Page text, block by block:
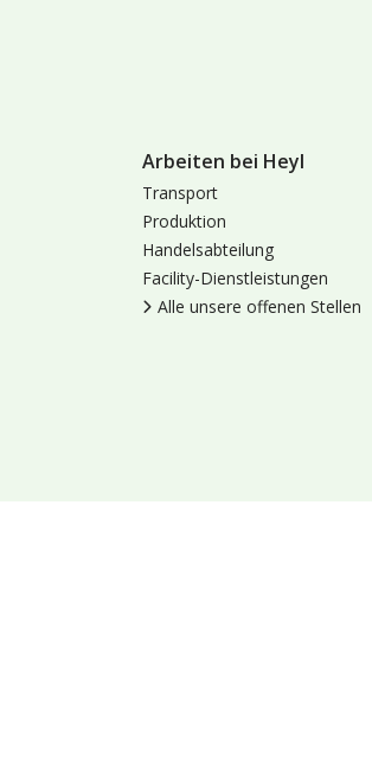
Arbeiten bei Heyl
Transport
Produktion
Handelsabteilung
Facility-Dienstleistungen
Alle unsere offenen Stellen